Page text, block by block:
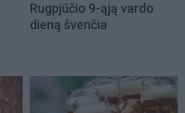
Rugpjūčio 9-ąją vardo
dieną švenčia